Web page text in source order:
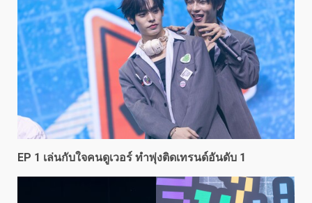
EP 1 เล่นกับใจคนดูเวอร์ ทำพุ่งติดเทรนด์อันดับ 1